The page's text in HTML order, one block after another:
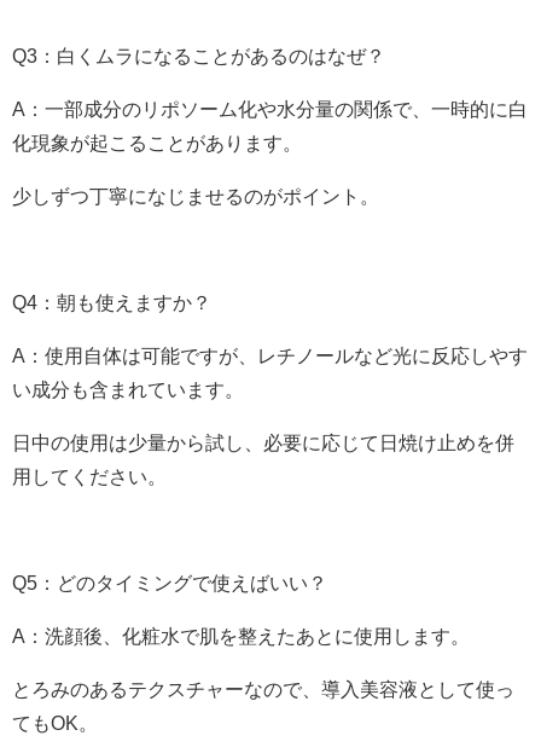
Q3：白くムラになることがあるのはなぜ？
A：一部成分のリポソーム化や水分量の関係で、一時的に白
化現象が起こることがあります。
少しずつ丁寧になじませるのがポイント。
Q4：朝も使えますか？
A：使用自体は可能ですが、レチノールなど光に反応しやす
い成分も含まれています。
日中の使用は少量から試し、必要に応じて日焼け止めを併
用してください。
Q5：どのタイミングで使えばいい？
A：洗顔後、化粧水で肌を整えたあとに使用します。
とろみのあるテクスチャーなので、導入美容液として使っ
てもOK。